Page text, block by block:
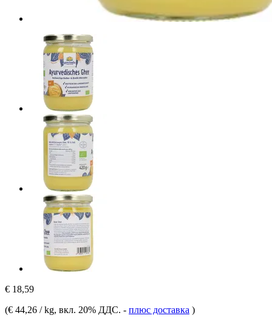
€ 18,59
(€ 44,26 / kg, вкл. 20% ДДС. - плюс доставка )